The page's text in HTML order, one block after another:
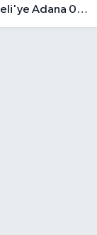
01 FK forması